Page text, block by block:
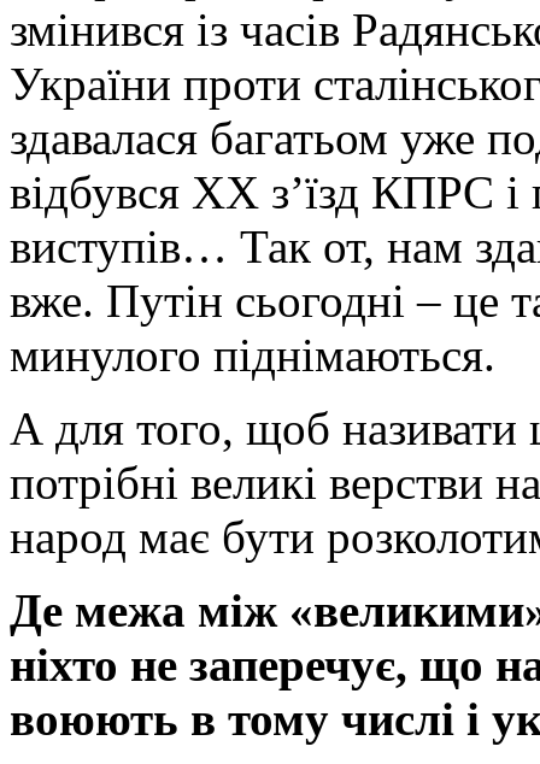
змінився із часів
України проти
здавалася багатьом уже
відбувся XX з’їзд КПРС
виступів… Так от, нам
вже. Путін сьогодні – це
минулого піднімаються.
А для того, щоб
потрібні великі верстви
народ має бути
Де межа між
ніхто не заперечує, що
воюють в тому числі і